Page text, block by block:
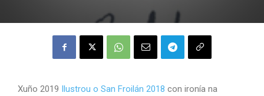
Xuño 2019 Ilustrou o San Froilán 2018 con ironía na